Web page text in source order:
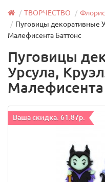
ТВОРЧЕСТВО
Пуговицы декоративные
Малефисента Баттонс
Пуговицы
Урсула,
Малефисента
Ваша скидка: 61.87р.